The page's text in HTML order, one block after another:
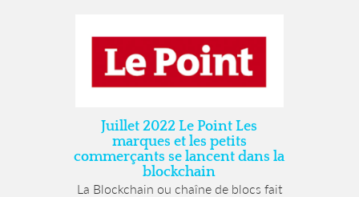
Juillet 2022 Le Point Les
marques et les petits
commerçants se lancent dans la
blockchain
La Blockchain ou chaîne de blocs fait